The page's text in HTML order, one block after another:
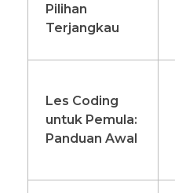
Pilihan
Terjangkau
Les Coding
untuk Pemula:
Panduan Awal